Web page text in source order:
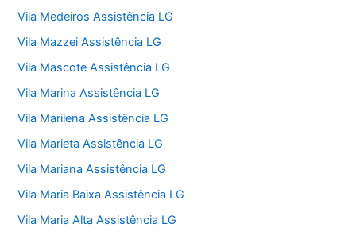
Vila Medeiros Assistência LG
Vila Mazzei Assistência LG
Vila Mascote Assistência LG
Vila Marina Assistência LG
Vila Marilena Assistência LG
Vila Marieta Assistência LG
Vila Mariana Assistência LG
Vila Maria Baixa Assistência LG
Vila Maria Alta Assistência LG